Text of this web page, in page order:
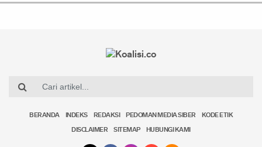
BERANDA INDEKS REDAKSI PEDOMAN MEDIA SIBER KODE ETIK
DISCLAIMER SITEMAP HUBUNGI KAMI